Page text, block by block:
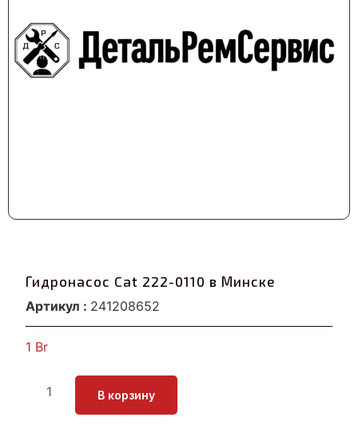
Гидронасос Cat 222-0110 в Минске
Артикул : 241208652
1 Br
В корзину